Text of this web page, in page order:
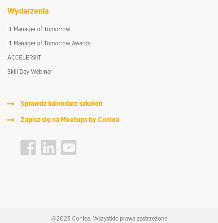
Wydarzenia
IT Manager of Tomorrow
IT Manager of Tomorrow Awards
ACCELER8IT
Skill Day Webinar
Sprawdź kalendarz szkoleń
Zapisz się na Meetups by Conlea
@2023 Conlea. Wszystkie prawa zastrzeżone